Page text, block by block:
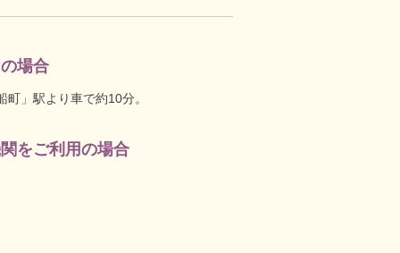
場合
町」駅より車で約10分。
をご利用の場合